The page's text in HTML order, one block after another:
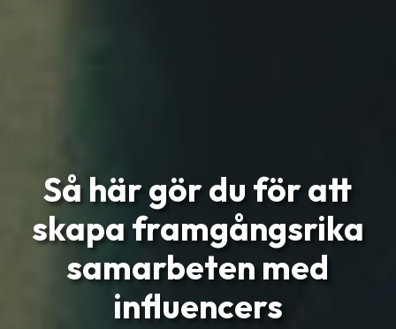
Så här gör du för att
skapa framgångsrika
samarbeten med
influencers